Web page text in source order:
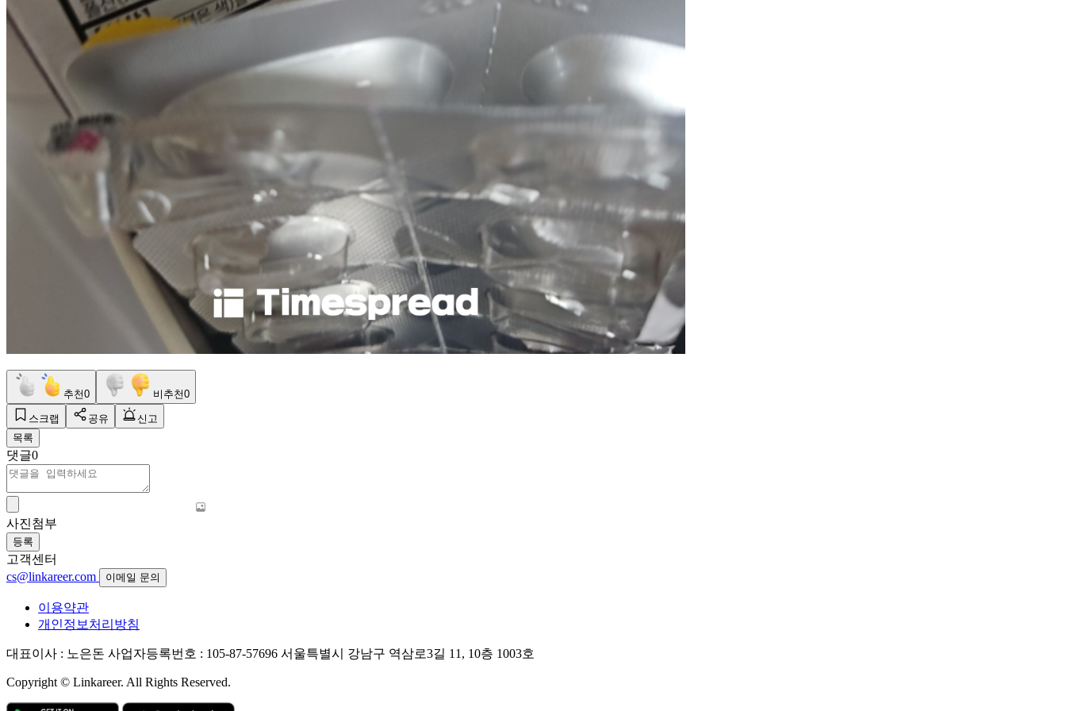
추천0 비추천0
스크랩 공유
신고
목록
댓글0
사진첨부
등록
고객센터
cs@linkareer.com
이메일 문의
이용약관
개인정보처리방침
대표이사 : 노은돈 사업자등록번호 : 105-87-57696 서울특별시 강남구 역삼로3길 11, 10층 1003호
Copyright © Linkareer. All Rights Reserved.